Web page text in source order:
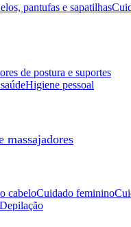
pantufas e sapatilhas
de postura e suportes
Higiene pessoal
massajadores
cabeloCuidado feminino
Depilação